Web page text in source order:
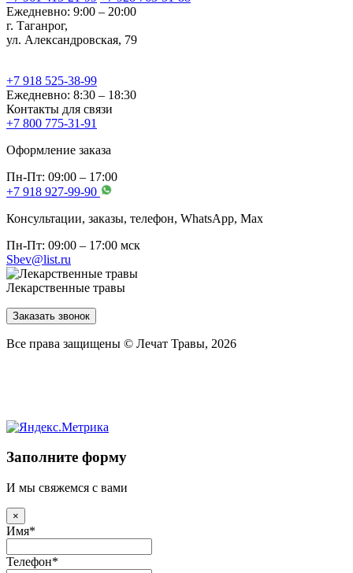
Ежедневно: 9:00 – 20:00
г. Таганрог,
ул. Александровская, 79
+7 918 525-38-99
Ежедневно: 8:30 – 18:30
Контакты для связи
+7 800 775-31-91
Оформление заказа
Пн-Пт: 09:00 – 17:00
+7 918 927-99-90
Консультации, заказы, телефон, WhatsApp, Мах
Пн-Пт: 09:00 – 17:00 мск
Sbev@list.ru
Лекарственные травы
Заказать звонок
Все права защищены © Лечат Травы, 2026
Заполните форму
И мы свяжемся с вами
×
Имя*
Телефон*